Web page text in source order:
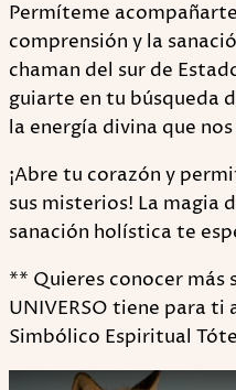
Permíteme
comprensión y la
chaman del sur de
guiarte en tu búsqueda
la energía divina que
¡Abre tu corazón y
sus misterios! La magia
sanación holística te
** Quieres conocer más
UNIVERSO tiene para ti
Simbólico Espiritual